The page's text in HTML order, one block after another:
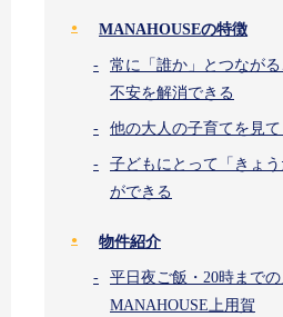
MANAHOUSEの特徴
常に「誰か」とつなが
不安を解消できる
他の大人の子育てを見
子どもにとって「きょ
ができる
物件紹介
平日夜ご飯・20時までの
MANAHOUSE上用賀